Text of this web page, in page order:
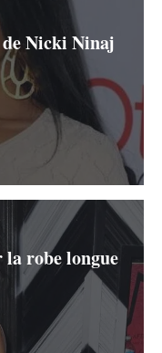
Nicki Ninaj
robe longue